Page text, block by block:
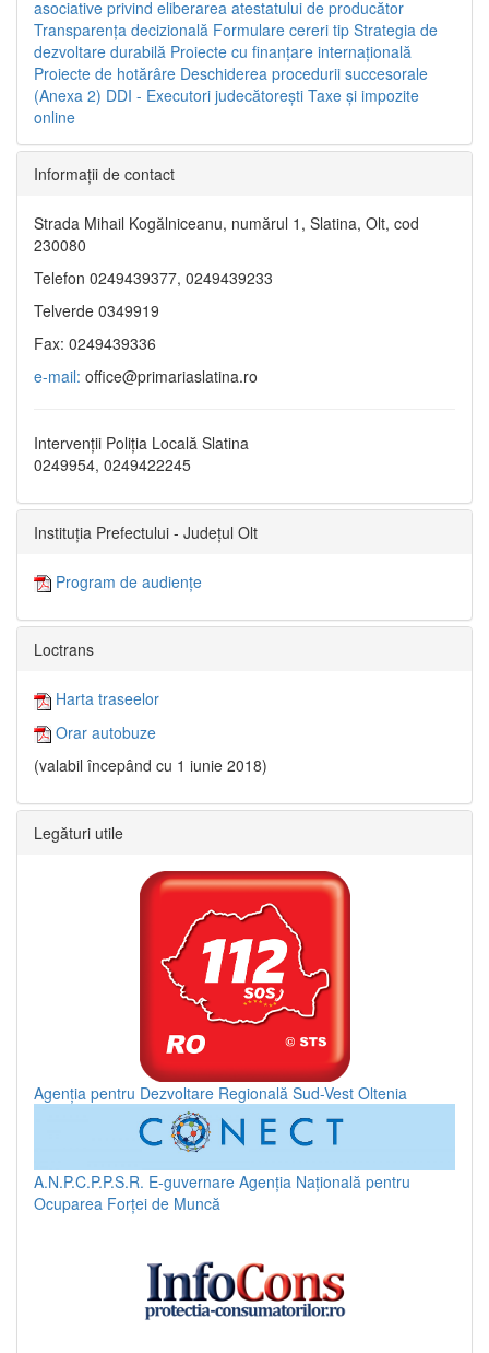
asociative privind eliberarea atestatului de producător
Transparenţa decizională Formulare cereri tip Strategia de
dezvoltare durabilă Proiecte cu finanţare internaţională
Proiecte de hotărâre Deschiderea procedurii succesorale
(Anexa 2) DDI - Executori judecătorești Taxe şi impozite
online
Informaţii de contact
Strada Mihail Kogălniceanu, numărul 1, Slatina, Olt, cod
230080
Telefon 0249439377, 0249439233
Telverde 0349919
Fax: 0249439336
e-mail: office@primariaslatina.ro
Intervenții Poliția Locală Slatina
0249954, 0249422245
Instituția Prefectului - Județul Olt
Program de audiențe
Loctrans
Harta traseelor
Orar autobuze
(valabil începând cu 1 iunie 2018)
Legături utile
Agenția pentru Dezvoltare Regională Sud-Vest Oltenia
A.N.P.C.P.P.S.R. E-guvernare Agenția Națională pentru
Ocuparea Forței de Muncă